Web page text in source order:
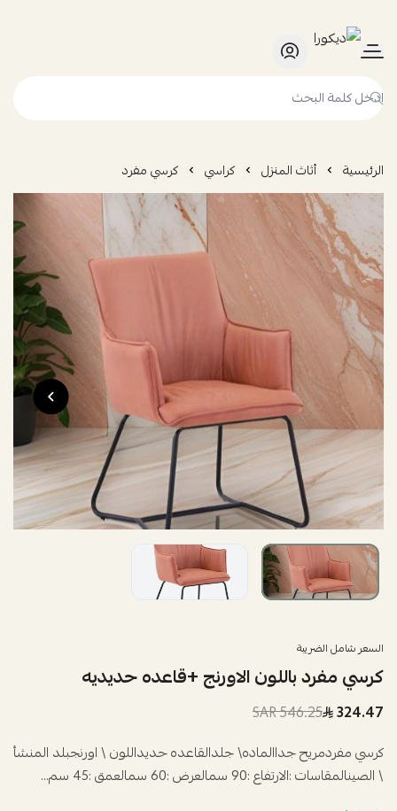
ديكورا
الرئيسية أثاث المنزل كراسي كرسي مفرد
السعر شامل الضريبة
كرسي مفرد باللون الاورنج +قاعده حديديه
324.47
546.25 SAR
كرسي مفردمريح جداالماده\ جلدالقاعده حديداللون \ اورنجبلد المنشأ
\ الصينالمقاسات :الارتفاع :90 سمالعرض :60 سمالعمق :45 سم...